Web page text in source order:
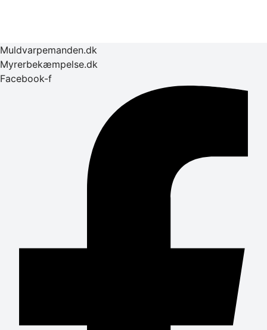
Muldvarpemanden.dk
Myrerbekæmpelse.dk
Facebook-f